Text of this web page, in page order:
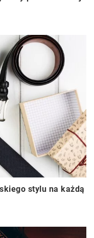
stylu na każdą